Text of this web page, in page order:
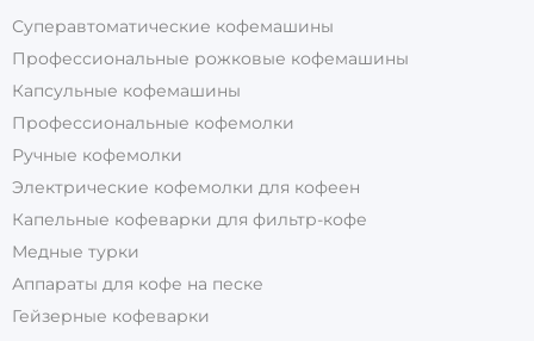
Суперавтоматические кофемашины
Профессиональные рожковые кофемашины
Капсульные кофемашины
Профессиональные кофемолки
Ручные кофемолки
Электрические кофемолки для кофеен
Капельные кофеварки для фильтр-кофе
Медные турки
Аппараты для кофе на песке
Гейзерные кофеварки